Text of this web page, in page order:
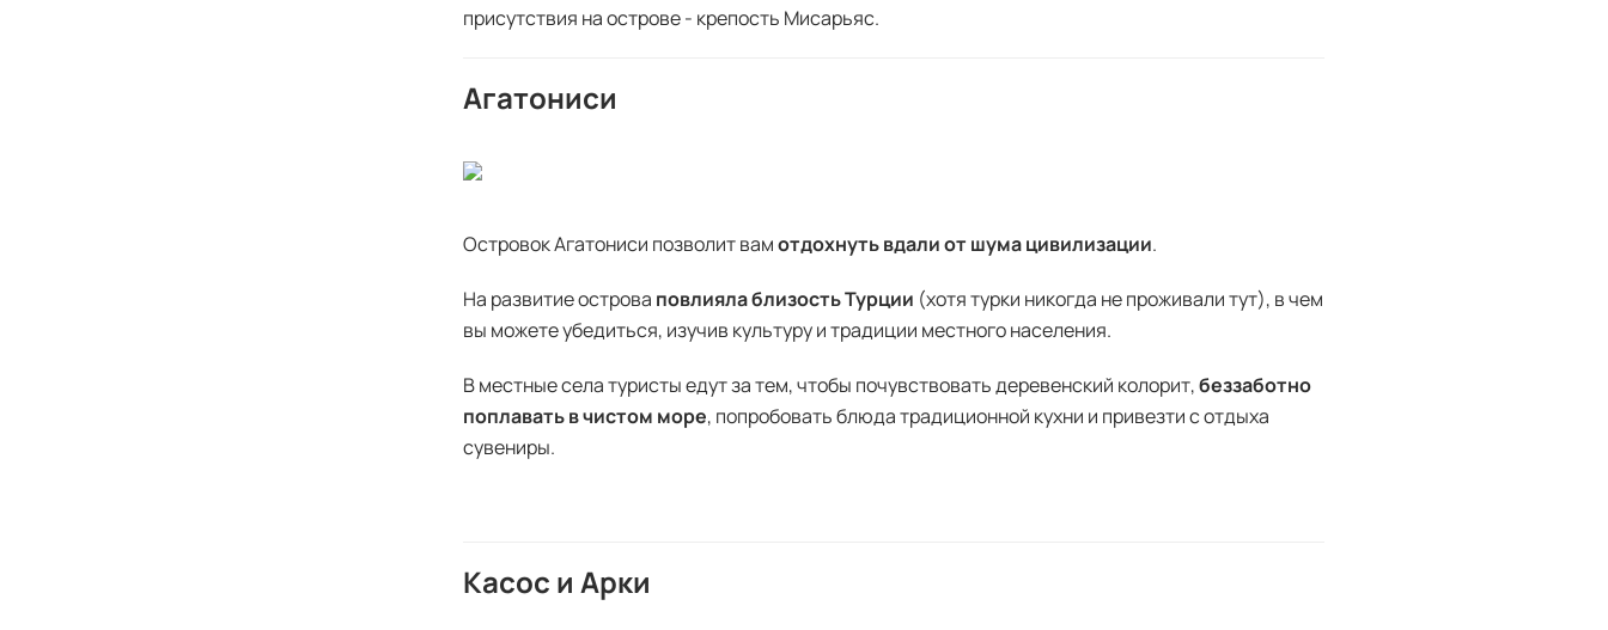
присутствия на острове - крепость Мисарьяс.
Агатониси
Островок Агатониси позволит вамотдохнуть вдали от шума цивилизации.
На развитие острова повлияла близость Турции (хотя турки никогда не проживали тут), в чем
вы можете убедиться, изучив культуру и традиции местного населения.
В местные села туристы едут за тем, чтобы почувствовать деревенский колорит,беззаботно
поплавать в чистом море, попробовать блюда традиционной кухни и привезти с отдыха
сувениры.
Касос и Арки